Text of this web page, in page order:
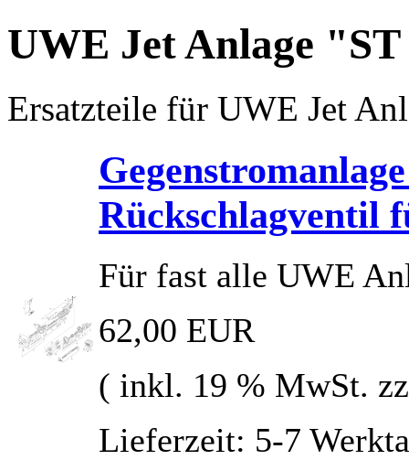
UWE Jet Anlage
Ersatzteile für UWE Jet
Rückschlagventil
Für fast alle UWE
62,00 EUR
( inkl. 19 % MwSt.
Lieferzeit: 5-7